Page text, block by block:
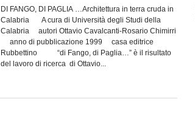
DI FANGO, DI PAGLIA …Architettura in terra cruda in
Calabria A cura di Università degli Studi della
Calabria autori Ottavio Cavalcanti-Rosario Chimirri
anno di pubblicazione 1999 casa editrice
Rubbettino “di Fango, di Paglia…” è il risultato
del lavoro di ricerca di Ottavio...